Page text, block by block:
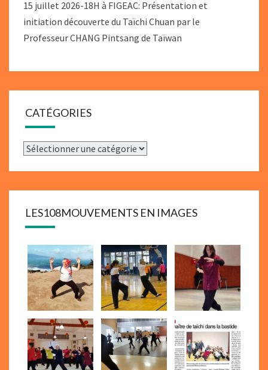
15 juillet 2026-18H à FIGEAC: Présentation et
initiation découverte du Taïchi Chuan par le
Professeur CHANG Pintsang de Taïwan
CATÉGORIES
Catégories
LES108MOUVEMENTS EN IMAGES